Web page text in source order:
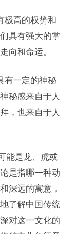
极高的权势和
具有强大的掌
向和命运。
有一定的神秘
秘感来自于人
，也来自于人
能是龙、虎或
是指哪一种动
深远的寓意，
了解中国传统
对这一文化的